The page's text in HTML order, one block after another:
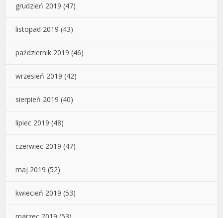
grudzień 2019 (47)
listopad 2019 (43)
październik 2019 (46)
wrzesień 2019 (42)
sierpień 2019 (40)
lipiec 2019 (48)
czerwiec 2019 (47)
maj 2019 (52)
kwiecień 2019 (53)